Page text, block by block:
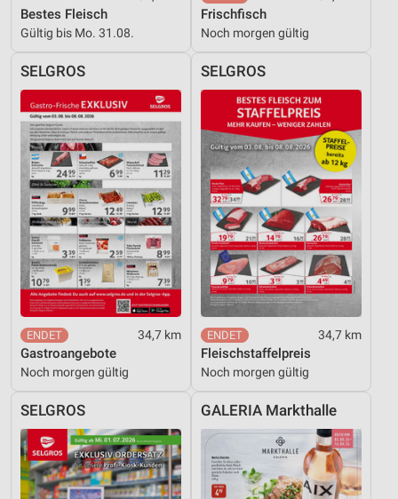
Bestes Fleisch
Gültig bis Mo. 31.08.
Frischfisch
Noch morgen gültig
SELGROS
34,7 km
Gastroangebote
Noch morgen gültig
SELGROS
34,7 km
Fleischstaffelpreis
Noch morgen gültig
SELGROS GALERIA Markthalle